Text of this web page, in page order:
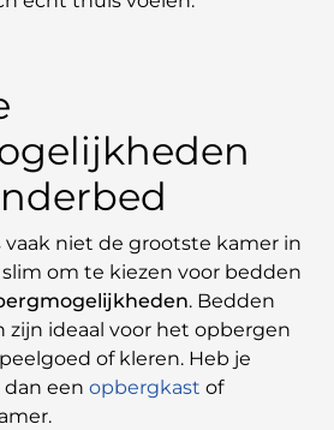
niet de grootste kamer in
om te kiezen voor bedden
. Bedden
zijn ideaal voor het opbergen
of kleren. Heb je
dan een opbergkast of